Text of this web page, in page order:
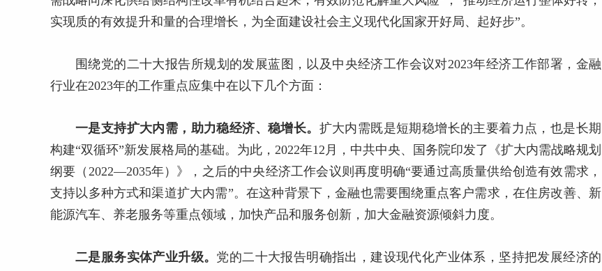
实现质的有效提升和量的合理增长，为全面建设社会主义现代化国家开好局、起好步”。
围绕党的二十大报告所规划的发展蓝图，以及中央经济工作会议对2023年经济工作部署，金融
行业在2023年的工作重点应集中在以下几个方面：
一是支持扩大内需，助力稳经济、稳增长。 扩大内需既是短期稳增长的主要着力点，也是长期
构建“双循环”新发展格局的基础。为此，2022年12月，中共中央、国务院印发了《扩大内需战略规划
纲要（2022—2035年）》，之后的中央经济工作会议则再度明确“要通过高质量供给创造有效需求，
支持以多种方式和渠道扩大内需”。在这种背景下，金融也需要围绕重点客户需求，在住房改善、新
能源汽车、养老服务等重点领域，加快产品和服务创新，加大金融资源倾斜力度。
二是服务实体产业升级。 党的二十大报告明确指出，建设现代化产业体系，坚持把发展经济的